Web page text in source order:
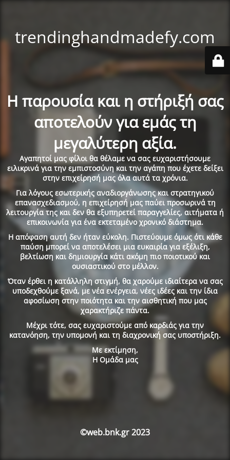
trendinghandmadefy.com
Η παρουσία και η στήριξή σας
αποτελούν για εμάς τη
μεγαλύτερη αξία.
Αγαπητοί μας φίλοι θα θέλαμε να σας ευχαριστήσουμε
ειλικρινά για την εμπιστοσύνη και την αγάπη που έχετε δείξει
στην επιχείρησή μας όλα αυτά τα χρόνια.
Για λόγους εσωτερικής αναδιοργάνωσης και στρατηγικού
επανασχεδιασμού, η επιχείρησή μας παύει προσωρινά τη
λειτουργία της και δεν θα εξυπηρετεί παραγγελίες, αιτήματα ή
επικοινωνία για ένα εκτεταμένο χρονικό διάστημα.
Η απόφαση αυτή δεν ήταν εύκολη. Πιστεύουμε όμως ότι κάθε
παύση μπορεί να αποτελέσει μια ευκαιρία για εξέλιξη,
βελτίωση και δημιουργία κάτι ακόμη πιο ποιοτικού και
ουσιαστικού στο μέλλον.
Όταν έρθει η κατάλληλη στιγμή, θα χαρούμε ιδιαίτερα να σας
υποδεχθούμε ξανά, με νέα ενέργεια, νέες ιδέες και την ίδια
αφοσίωση στην ποιότητα και την αισθητική που μας
χαρακτήριζε πάντα.
Μέχρι τότε, σας ευχαριστούμε από καρδιάς για την
κατανόηση, την υπομονή και τη διαχρονική σας υποστήριξη.
Με εκτίμηση,
Η Ομάδα μας
©web.bnk.gr 2023